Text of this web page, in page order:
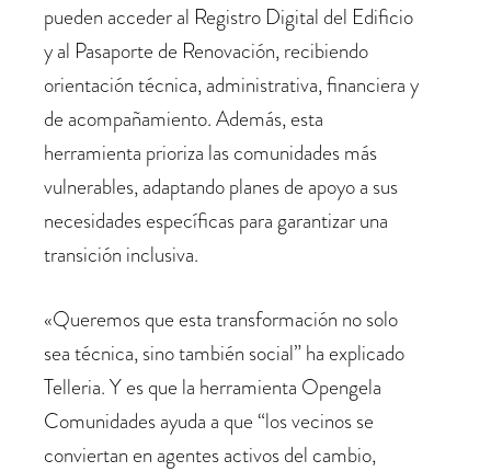
pueden acceder al Registro Digital del Edificio
y al Pasaporte de Renovación, recibiendo
orientación técnica, administrativa, financiera y
de acompañamiento. Además, esta
herramienta prioriza las comunidades más
vulnerables, adaptando planes de apoyo a sus
necesidades específicas para garantizar una
transición inclusiva.
«Queremos que esta transformación no solo
sea técnica, sino también social” ha explicado
Telleria. Y es que la herramienta Opengela
Comunidades ayuda a que “los vecinos se
conviertan en agentes activos del cambio,